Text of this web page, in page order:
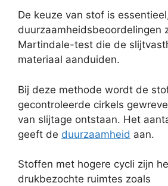
De keuze van stof is
duurzaamheidsbeoordelingen
Martindale-test die de
materiaal aanduiden.
Bij deze methode wordt de
gecontroleerde cirkels
van slijtage ontstaan. Het
geeft de duurzaamheid aan.
Stoffen met hogere cycli zijn
drukbezochte ruimtes zoals